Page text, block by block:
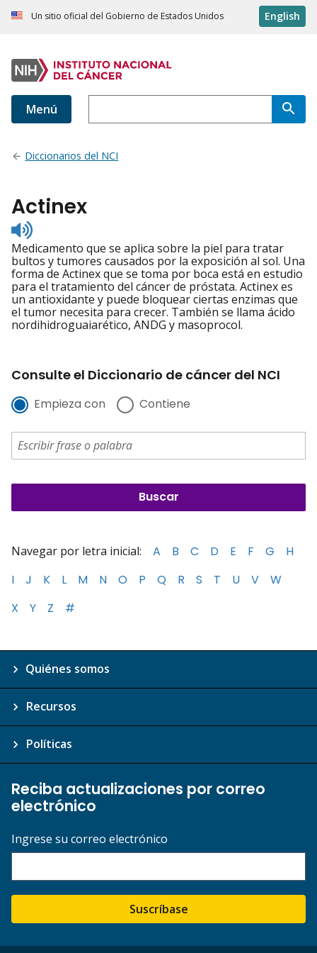
Un sitio oficial del Gobierno de Estados Unidos English
Menú
Diccionarios del NCI
Actinex
Listen
to
pronunciation
Medicamento que se aplica sobre la piel para tratar
bultos y tumores causados por la exposición al sol. Una
forma de Actinex que se toma por boca está en estudio
para el tratamiento del cáncer de próstata. Actinex es
un antioxidante y puede bloquear ciertas enzimas que
el tumor necesita para crecer. También se llama ácido
nordihidroguaiarético, ANDG y masoprocol.
Consulte el Diccionario de cáncer del NCI
Empieza con Contiene
Navegar por letra inicial: A B C D E F G
H
I
J K L M N O P Q R S T U V
W
X
Y Z #
Quiénes somos
Recursos
Políticas
Reciba actualizaciones por correo
electrónico
Ingrese su correo electrónico
Suscríbase